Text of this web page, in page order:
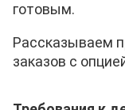
готовым.
Рассказываем
заказов с